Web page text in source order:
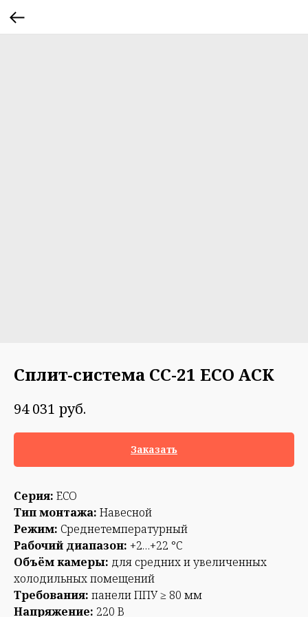
Сплит-система СС-21 ECO АСК
94 031 руб.
Заказать
Серия: ECO
Тип монтажа: Навесной
Режим: Среднетемпературный
Рабочий диапазон: +2…+22 °С
Объём камеры: для средних и увеличенных
холодильных помещений
Требования: панели ППУ ≥ 80 мм
Напряжение: 220 В